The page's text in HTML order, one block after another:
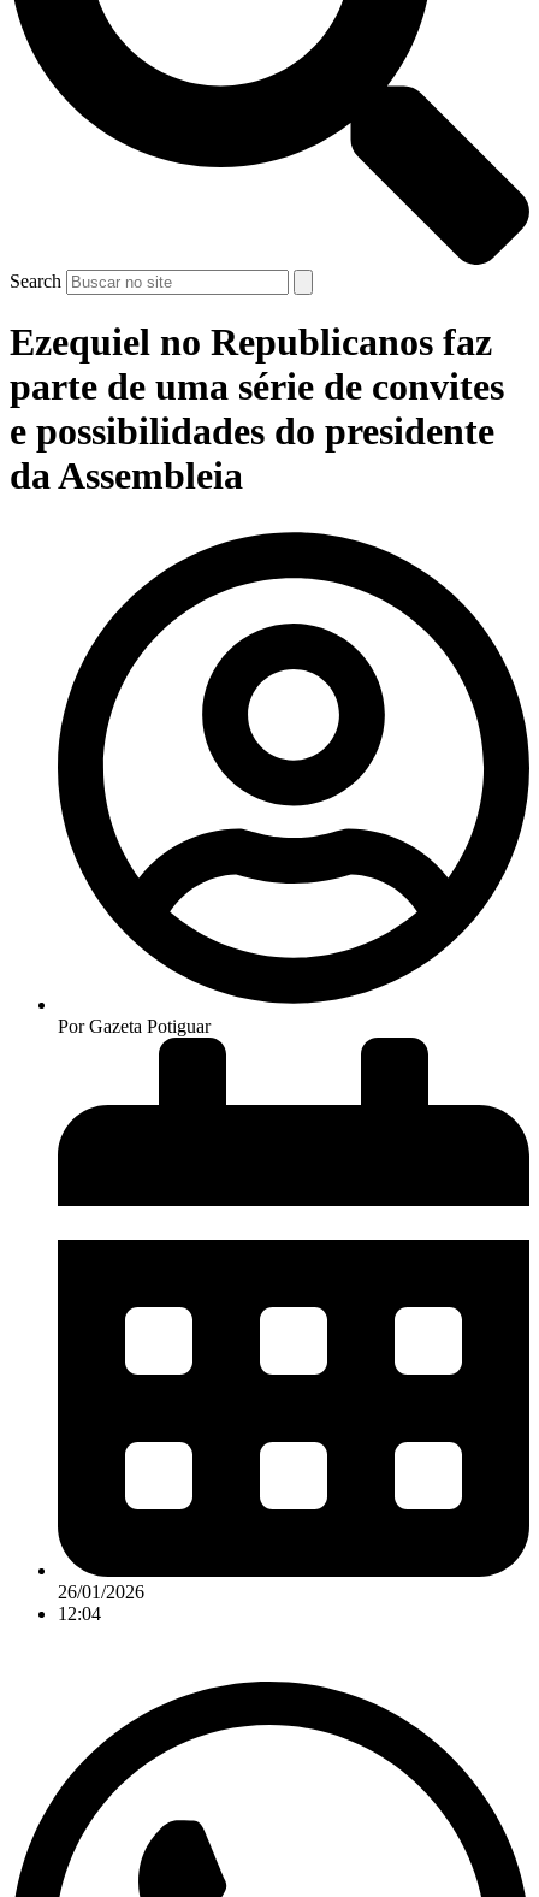
Search
Ezequiel no Republicanos faz
parte de uma série de convites
e possibilidades do presidente
da Assembleia
PorGazeta Potiguar
26/01/2026
12:04